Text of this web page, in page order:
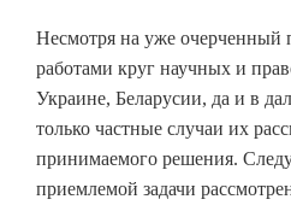
Несмотря на уже очерченный
работами круг научных и
Украине, Беларусии, да и в
только частные случаи их
принимаемого решения.
приемлемой задачи